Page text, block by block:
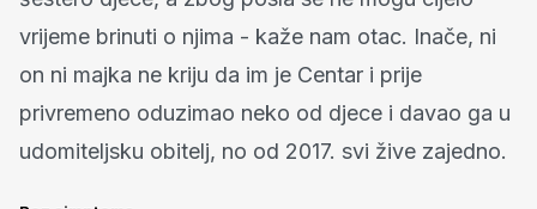
vrijeme brinuti o njima - kaže nam otac. Inače, ni
on ni majka ne kriju da im je Centar i prije
privremeno oduzimao neko od djece i davao ga u
udomiteljsku obitelj, no od 2017. svi žive zajedno.